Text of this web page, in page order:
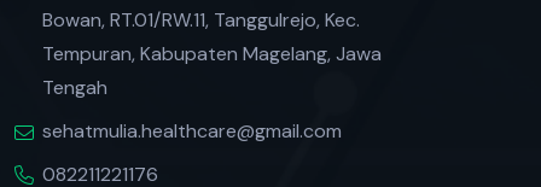
Bowan, RT.01/RW.11, Tanggulrejo, Kec.
Tempuran, Kabupaten Magelang, Jawa
Tengah
sehatmulia.healthcare@gmail.com
082211221176